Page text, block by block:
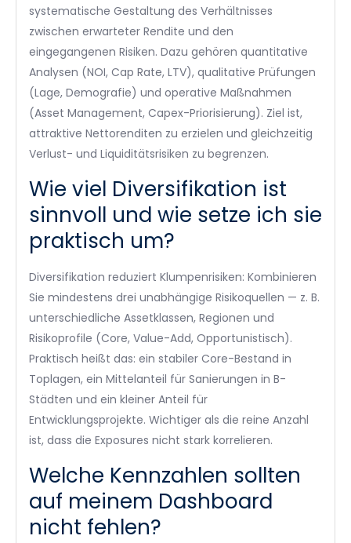
systematische Gestaltung des Verhältnisses
zwischen erwarteter Rendite und den
eingegangenen Risiken. Dazu gehören quantitative
Analysen (NOI, Cap Rate, LTV), qualitative Prüfungen
(Lage, Demografie) und operative Maßnahmen
(Asset Management, Capex-Priorisierung). Ziel ist,
attraktive Nettorenditen zu erzielen und gleichzeitig
Verlust- und Liquiditätsrisiken zu begrenzen.
Wie viel Diversifikation ist
sinnvoll und wie setze ich sie
praktisch um?
Diversifikation reduziert Klumpenrisiken: Kombinieren
Sie mindestens drei unabhängige Risikoquellen — z. B.
unterschiedliche Assetklassen, Regionen und
Risikoprofile (Core, Value-Add, Opportunistisch).
Praktisch heißt das: ein stabiler Core-Bestand in
Toplagen, ein Mittelanteil für Sanierungen in B-
Städten und ein kleiner Anteil für
Entwicklungsprojekte. Wichtiger als die reine Anzahl
ist, dass die Exposures nicht stark korrelieren.
Welche Kennzahlen sollten
auf meinem Dashboard
nicht fehlen?